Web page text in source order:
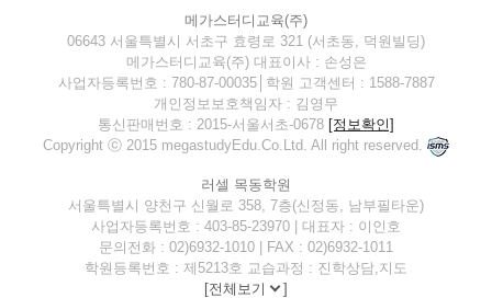
메가스터디교육(주)
06643 서울특별시 서초구 효령로 321 (서초동, 덕원빌딩)
메가스터디교육(주) 대표이사 : 손성은
사업자등록번호 : 780-87-00035│학원 고객센터 : 1588-7887
개인정보보호책임자 : 김영무
통신판매번호 : 2015-서울서초-0678 [정보확인]
Copyright ⓒ 2015 megastudyEdu.Co.Ltd. All right reserved.
러셀 목동학원
서울특별시 양천구 신월로 358, 7층(신정동, 남부필타운)
사업자등록번호 : 403-85-23970 | 대표자 : 이인호
문의전화 : 02)6932-1010 | FAX : 02)6932-1011
학원등록번호 : 제5213호 교습과정 : 진학상담,지도
[전체보기 ]